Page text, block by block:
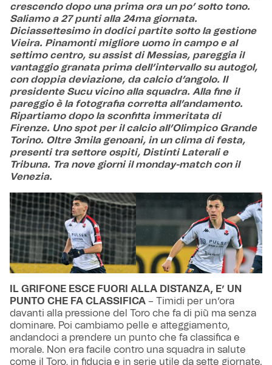
crescendo dopo una prima ora un po’ sotto tono.
Saliamo a 27 punti alla 24ma giornata.
Diciassettesimo in dodici partite sotto la gestione
Vieira. Pinamonti migliore uomo in campo e al
settimo centro, su assist di Messias, pareggia il
vantaggio granata prima dell’intervallo su autogol,
con doppia deviazione, da calcio d’angolo. Il
presidente Sucu vicino alla squadra. Alla fine il
pareggio è la fotografia corretta all’andamento.
Ripartiamo dopo la sconfitta immeritata di
Firenze. Uno spot per il calcio all’Olimpico Grande
Torino. Oltre 3mila genoani, in un clima di festa,
presenti tra settore ospiti, Distinti Laterali e
Tribuna. Tra nove giorni il monday-match con il
Venezia.
IL GRIFONE ESCE FUORI ALLA DISTANZA, E’ UN
PUNTO CHE FA CLASSIFICA – Timidi per un’ora
davanti alla pressione del Toro che fa di più ma senza
dominare. Poi cambiamo pelle e atteggiamento,
andandoci a prendere un punto che fa classifica e
morale. Non era facile contro una squadra in salute
come il Toro, in fiducia e in serie utile da sette giornate.